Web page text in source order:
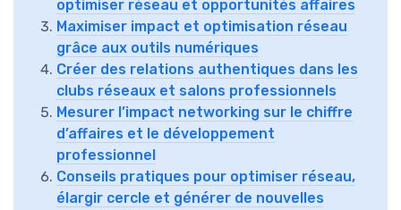
optimiser réseau et opportunités affaires
Maximiser impact et optimisation réseau
grâce aux outils numériques
Créer des relations authentiques dans les
clubs réseaux et salons professionnels
Mesurer l’impact networking sur le chiffre
d’affaires et le développement
professionnel
Conseils pratiques pour optimiser réseau,
élargir cercle et générer de nouvelles